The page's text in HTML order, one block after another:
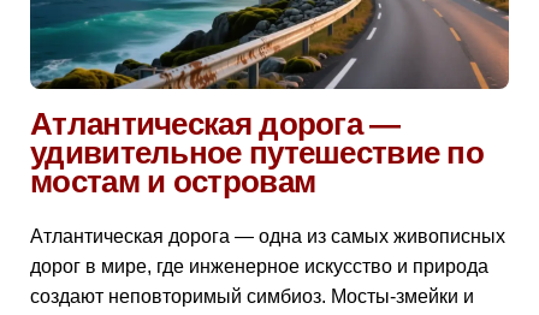
Атлантическая дорога —
удивительное путешествие по
мостам и островам
Атлантическая дорога — одна из самых живописных
дорог в мире, где инженерное искусство и природа
создают неповторимый симбиоз. Мосты-змейки и